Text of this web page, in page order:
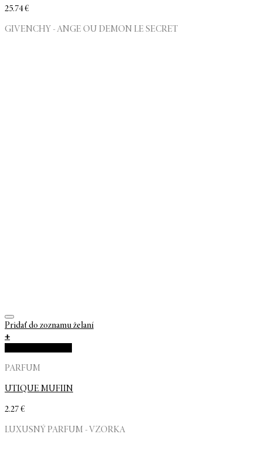
25.74€
GIVENCHY - ANGE OU DEMON LE SECRET
Pridať do zoznamu želaní
+
PARFUM
UTIQUE MUFIIN
2.27€
LUXUSNÝ PARFUM - VZORKA